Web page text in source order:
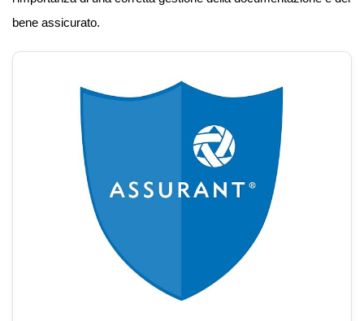
bene assicurato.